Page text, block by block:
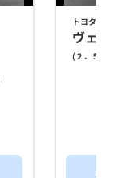
トヨタ
ヴェ
( ２．５Ｚ